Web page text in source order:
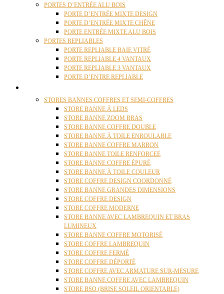
PORTES D’ENTRÉE ALU BOIS
PORTE D’ENTRÉE MIXTE DESIGN
PORTE D’ENTRÉE MIXTE CHÊNE
PORTE ENTRÉE MIXTE ALU BOIS
PORTES REPLIABLES
PORTE REPLIABLE BAIE VITRÉ
PORTE REPLIABLE 4 VANTAUX
PORTE REPLIABLE 3 VANTAUX
PORTE D’ENTRE REPLIABLE
STORES BANNES COFFRES ET SEMI-COFFRES
STORE BANNE À LEDS
STORE BANNE ZOOM BRAS
STORE BANNE COFFRE DOUBLE
STORE BANNE À TOILE ENROULABLE
STORE BANNE COFFRE MARRON
STORE BANNE TOILE RENFORCEE
STORE BANNE COFFRE ÉPURÉ
STORE BANNE À TOILE COULEUR
STORE COFFRE DESIGN COORDONNÉ
STORE BANNE GRANDES DIMENSIONS
STORE COFFRE DESIGN
STORE COFFRE MODERNE
STORE BANNE AVEC LAMBREQUIN ET BRAS
LUMINEUX
STORE BANNE COFFRE MOTORISÉ
STORE COFFRE LAMBREQUIN
STORE COFFRE FERMÉ
STORE COFFRE DÉPORTÉ
STORE COFFRE AVEC ARMATURE SUR-MESURE
STORE BANNE COFFRE AVEC LAMBREQUIN
STORE BSO (BRISE SOLEIL ORIENTABLE)